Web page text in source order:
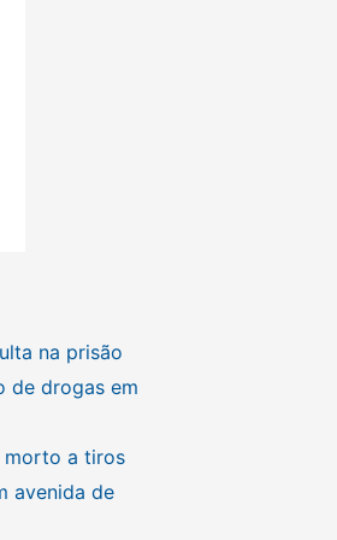
na prisão
de drogas em
morto a tiros
avenida de